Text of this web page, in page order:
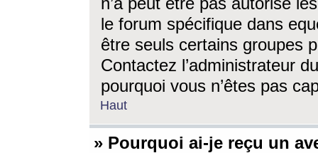
le forum spécifique dans
être seuls certains groupes
Contactez l’administrateur
pourquoi vous n’êtes pas
Haut
» Pourquoi ai-je reçu un